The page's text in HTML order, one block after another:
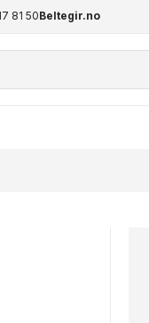
81 50Beltegir.no